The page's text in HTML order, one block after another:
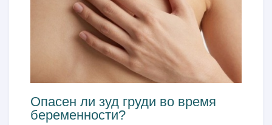
Опасен ли зуд груди во время
беременности?